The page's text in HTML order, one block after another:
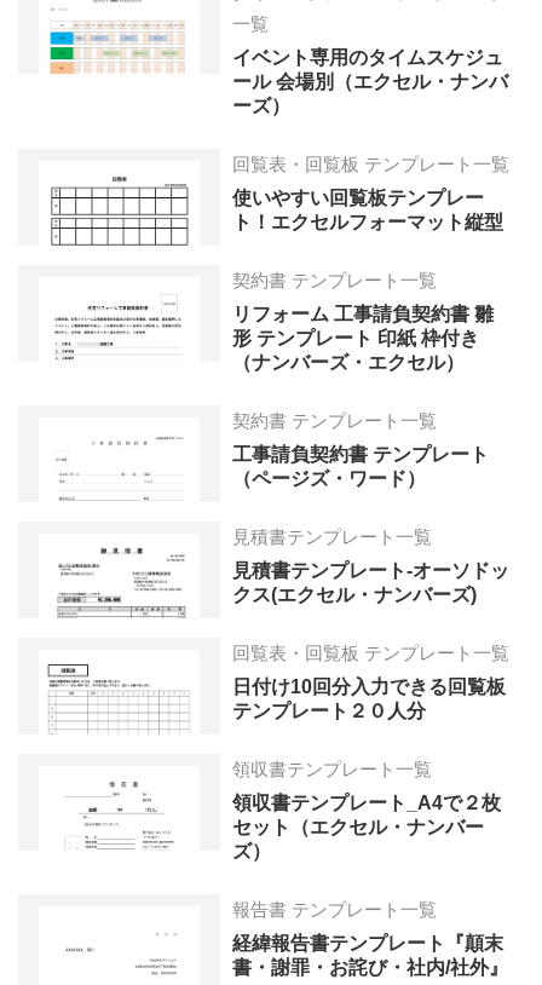
一覧
イベント専用のタイムスケジュ
ール 会場別（エクセル・ナンバ
ーズ）
回覧表・回覧板 テンプレート一覧
使いやすい回覧板テンプレー
ト！エクセルフォーマット縦型
契約書 テンプレート一覧
リフォーム 工事請負契約書 雛
形 テンプレート 印紙 枠付き
（ナンバーズ・エクセル）
契約書 テンプレート一覧
工事請負契約書 テンプレート
（ページズ・ワード）
見積書テンプレート一覧
見積書テンプレート-オーソドッ
クス(エクセル・ナンバーズ)
回覧表・回覧板 テンプレート一覧
日付け10回分入力できる回覧板
テンプレート２０人分
領収書テンプレート一覧
領収書テンプレート_A4で２枚
セット（エクセル・ナンバー
ズ）
報告書 テンプレート一覧
経緯報告書テンプレート『顛末
書・謝罪・お詫び・社内/社外』